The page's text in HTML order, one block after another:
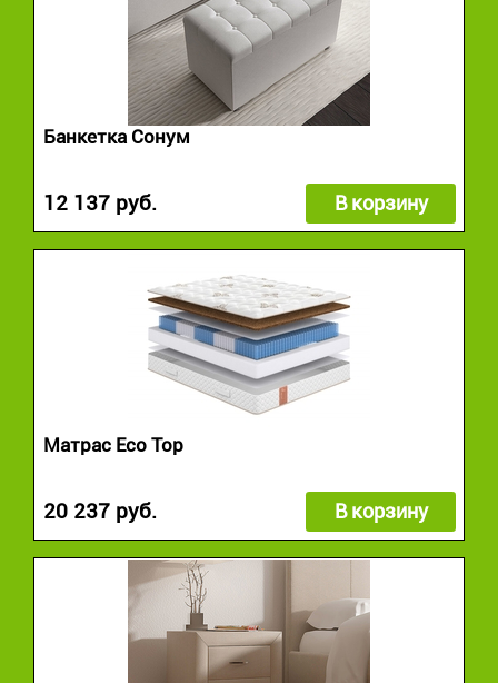
Банкетка Сонум
12 137 руб. В корзину
Матрас Eco Top
20 237 руб. В корзину